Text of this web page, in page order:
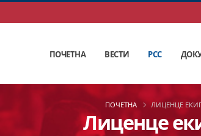
ПОЧЕТНА ВЕСТИ РСС
Лиценце
ПОЧЕТНА ЛИЦЕНЦЕ